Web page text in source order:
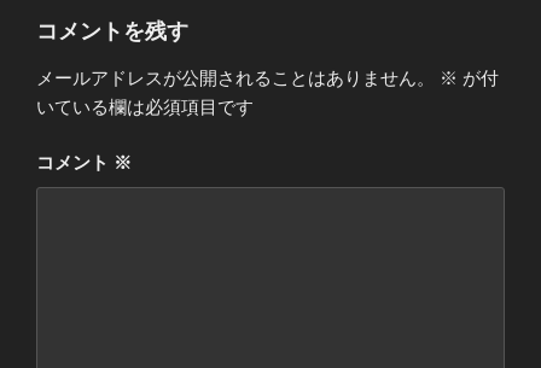
コメントを残す
メールアドレスが公開されることはありません。 ※ が付
いている欄は必須項目です
コメント ※